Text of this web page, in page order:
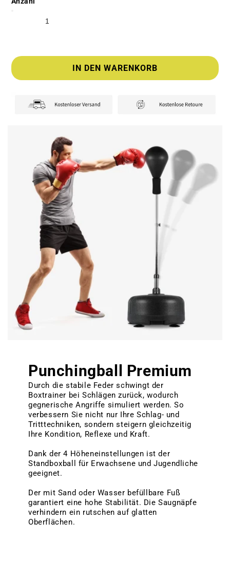
IN DEN WARENKORB
Punchingball Premium
Durch die stabile Feder schwingt der
Boxtrainer bei Schlägen zurück, wodurch
gegnerische Angriffe simuliert werden. So
verbessern Sie nicht nur Ihre Schlag- und
Tritttechniken, sondern steigern gleichzeitig
Ihre Kondition, Reflexe und Kraft.
Dank der 4 Höheneinstellungen ist der
Standboxball für Erwachsene und Jugendliche
geeignet.
Der mit Sand oder Wasser befüllbare Fuß
garantiert eine hohe Stabilität. Die Saugnäpfe
verhindern ein rutschen auf glatten
Oberflächen.